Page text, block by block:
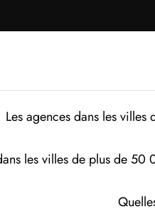
Les agences dans les
les villes de plus de 50